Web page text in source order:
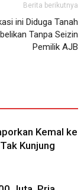
Berita berikutnya
ini Diduga Tanah
Tanpa Seizin
Pemilik AJB
Kemal ke
Kunjung